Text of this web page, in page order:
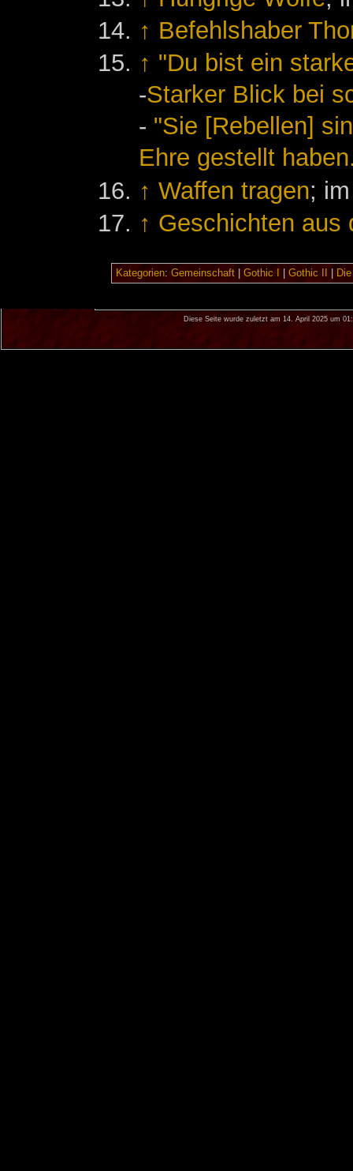
↑ Befehlshaber
↑ "Du bist ein
-Starker Blick bei
- "Sie [Rebellen]
Ehre gestellt
↑ Waffen tragen;
↑ Geschichten aus
Kategorien: Gemeinschaft| Gothic I Gothic II
Diese Seite wurde zuletzt am 14. April 2025 um